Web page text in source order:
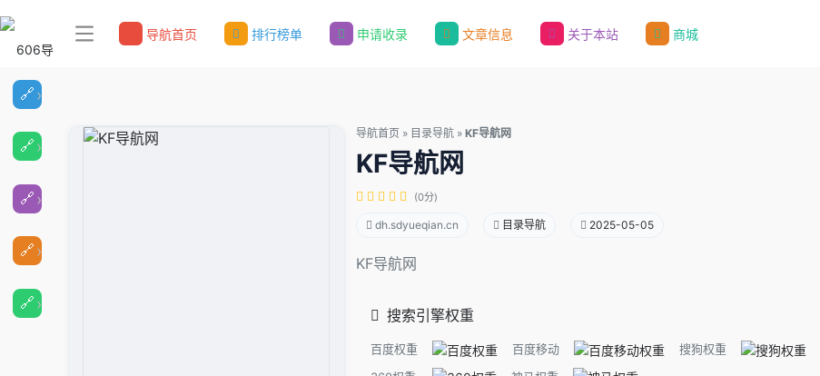
导航首页 排行榜单 申请收录 文章信息 关于本站 商城
导航首页 » 目录导航 » KF导航网
KF导航网
(0分)
dh.sdyueqian.cn 目录导航 2025-05-05
KF导航网
搜索引擎权重
百度权重 百度移动 搜狗权重